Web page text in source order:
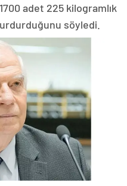
adet 225 kilogramlık
söyledi.